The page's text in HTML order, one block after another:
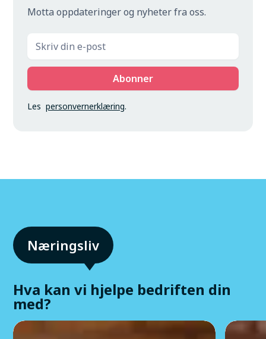
Motta oppdateringer og nyheter fra oss.
Lespersonvernerklæring.
Hva kan vi hjelpe bedriften din
med?